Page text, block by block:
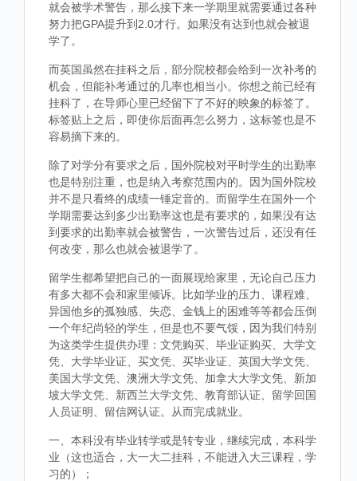
就会被学术警告，那么接下来一学期里就需要通过各种
努力把GPA提升到2.0才行。如果没有达到也就会被退
学了。
而英国虽然在挂科之后，部分院校都会给到一次补考的
机会，但能补考通过的几率也相当小。你想之前已经有
挂科了，在导师心里已经留下了不好的映象的标签了。
标签贴上之后，即使你后面再怎么努力，这标签也是不
容易摘下来的。
除了对学分有要求之后，国外院校对平时学生的出勤率
也是特别注重，也是纳入考察范围内的。因为国外院校
并不是只看终的成绩一锤定音的。而留学生在国外一个
学期需要达到多少出勤率这也是有要求的，如果没有达
到要求的出勤率就会被警告，一次警告过后，还没有任
何改变，那么也就会被退学了。
留学生都希望把自己的一面展现给家里，无论自己压力
有多大都不会和家里倾诉。比如学业的压力、课程难、
异国他乡的孤独感、失恋、金钱上的困难等等都会压倒
一个年纪尚轻的学生，但是也不要气馁，因为我们特别
为这类学生提供办理：文凭购买、毕业证购买、大学文
凭、大学毕业证、买文凭、买毕业证、英国大学文凭、
美国大学文凭、澳洲大学文凭、加拿大大学文凭、新加
坡大学文凭、新西兰大学文凭、教育部认证、留学回国
人员证明、留信网认证。从而完成就业。
一、本科没有毕业转学或是转专业，继续完成，本科学
业（这也适合，大一大二挂科，不能进入大三课程，学
习的）；